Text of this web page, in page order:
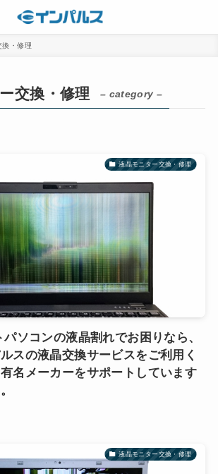
換・修理
交換・修理 – category –
液晶モニター交換・修理
ソコンの液晶割れでお困りなら、
スの液晶交換サービスをご利用く
名メーカーをサポートしています
液晶モニター交換・修理